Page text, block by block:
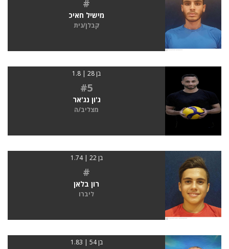
#
מישיל חאיכ
קבלן/נית
בן 28 | 1.8
#5
ג'ון נג'אר
מצליב/ה
בן 22 | 1.74
#
רון בלאן
ליברו
בן 54 | 1.83